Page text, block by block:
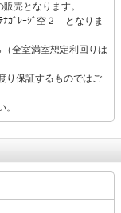
売となります。
ﾞﾚｰｼﾞ空２ となりま
全室満室想定利回りは
り保証するものではご